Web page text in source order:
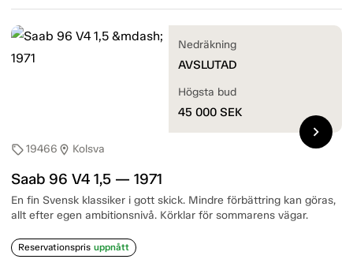
sell19466 location_on Kolsva
Saab 96 V4 1,5 — 1971
En fin Svensk klassiker i gott skick. Mindre förbättring kan göras,
allt efter egen ambitionsnivå. Körklar för sommarens vägar.
Reservationspris uppnått
Nedräkning
AVSLUTAD
Högsta bud
45 000 SEK
chevron_right